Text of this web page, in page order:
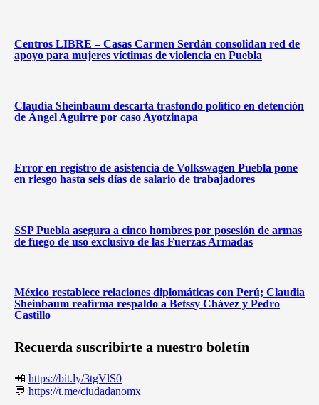
Centros LIBRE – Casas Carmen Serdán consolidan red de
apoyo para mujeres víctimas de violencia en Puebla
Claudia Sheinbaum descarta trasfondo político en detención
de Ángel Aguirre por caso Ayotzinapa
Error en registro de asistencia de Volkswagen Puebla pone
en riesgo hasta seis días de salario de trabajadores
SSP Puebla asegura a cinco hombres por posesión de armas
de fuego de uso exclusivo de las Fuerzas Armadas
México restablece relaciones diplomáticas con Perú; Claudia
Sheinbaum reafirma respaldo a Betssy Chávez y Pedro
Castillo
Recuerda suscribirte a nuestro boletín
📲 https://bit.ly/3tgVlS0
💬 https://t.me/ciudadanomx